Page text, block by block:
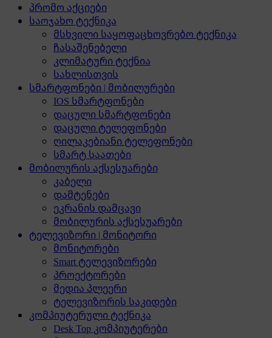
პრომო აქციები
საოჯახო ტექნიკა
მსხვილი საყოფაცხოვრებო ტექნიკა
ჩასაშენებელი
კლიმატური ტექნია
სახლისთვის
სმარტფონები | მობილურები
IOS სმარტფონები
დაცული სმარტფონები
დაცული ტელეფონები
ღილაკებიანი ტელეფონები
სმარტ საათები
მობილურის აქსესუარები
კაბელი
დამტენები
ეკრანის დამცავი
მობილურის აქსესუარები
ტელევიზორი | მონიტორი
მონიტორები
Smart ტელევიზორები
პროექტორები
მედია პლეერი
ტელევიზორის საკიდები
კომპიუტერული ტექნიკა
Desk Top კომპიუტერები